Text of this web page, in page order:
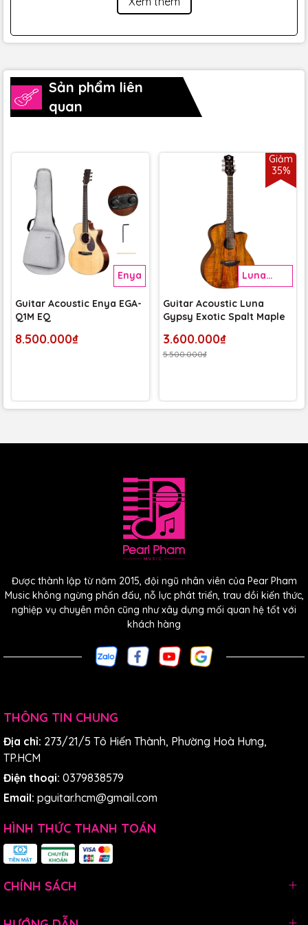
Các tính năng cao cấp bổ sung như hoa văn rosette gỗ
điều chỉnh trực tiếp trên thân đàn làm cho C7-CE trở thành
một trong những chiếc guitar dây nylon cắt lỗ điện tốt nhất
Sản phẩm liên
quan
Enya
Guitar Acoustic Enya EGA-
Q1M EQ
8.500.000₫
Giảm
35%
Luna
Guitar
Guitar Acoustic Luna
Gypsy Exotic Spalt Maple
3.600.000₫
5.500.000₫
Được thành lập từ năm 2015, đội ngũ nhân viên của Pear Pham
Music không ngừng phấn đấu, nỗ lực phát triển, trau dồi kiến thức,
nghiệp vụ chuyên môn cũng như xây dựng mối quan hệ tốt với
khách hàng
THÔNG TIN CHUNG
Địa chỉ: 273/21/5 Tô Hiến Thành, Phường Hoà Hưng,
TP.HCM
Điện thoại: 0379838579
Email: pguitar.hcm@gmail.com
HÌNH THỨC THANH TOÁN
CHÍNH SÁCH